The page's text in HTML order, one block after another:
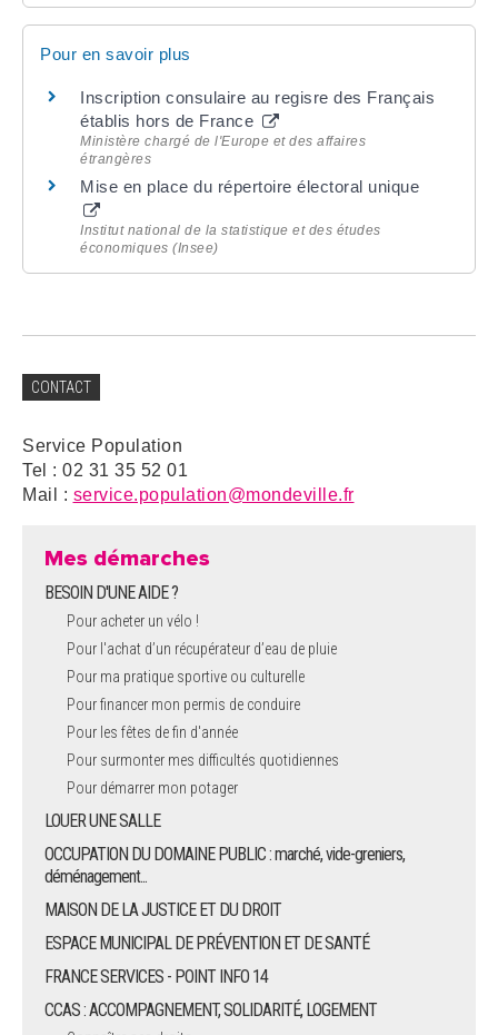
Pour en savoir plus
Inscription consulaire au regisre des Français
établis hors de France
Ministère chargé de l'Europe et des affaires
étrangères
Mise en place du répertoire électoral unique
Institut national de la statistique et des études
économiques (Insee)
CONTACT
Service Population
Tel : 02 31 35 52 01
Mail : service.population@mondeville.fr
Mes démarches
BESOIN D'UNE AIDE ?
Pour acheter un vélo !
Pour l'achat d’un récupérateur d’eau de pluie
Pour ma pratique sportive ou culturelle
Pour financer mon permis de conduire
Pour les fêtes de fin d'année
Pour surmonter mes difficultés quotidiennes
Pour démarrer mon potager
LOUER UNE SALLE
OCCUPATION DU DOMAINE PUBLIC : marché, vide-greniers,
déménagement...
MAISON DE LA JUSTICE ET DU DROIT
ESPACE MUNICIPAL DE PRÉVENTION ET DE SANTÉ
FRANCE SERVICES - POINT INFO 14
CCAS : ACCOMPAGNEMENT, SOLIDARITÉ, LOGEMENT